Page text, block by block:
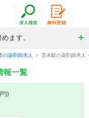
ます。
の薬剤師求人 茨木駅の薬剤師求人
報一覧
))